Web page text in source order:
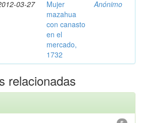
03-27
Mujer
mazahua
con canasto
en el
mercado,
1732
Anónimo
relacionadas